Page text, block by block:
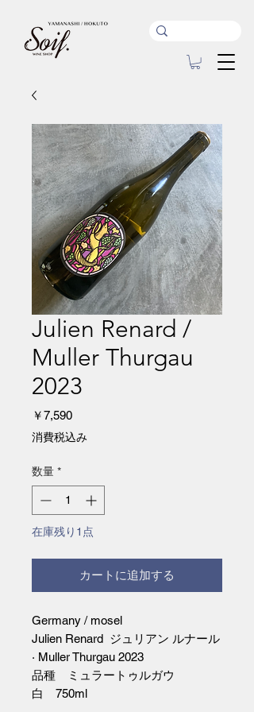
Julien Renard /
Muller Thurgau
2023
￥7,590価
格
消費税込み
数量 *
在庫残り1点
カートに追加する
Germany / mosel
Julien Renard ジュリアン ルナール
· Muller Thurgau 2023
品種 ミュラートゥルガウ
白 750ml